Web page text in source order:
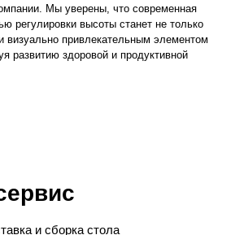
Мы уверены, что современная
регулировки высоты станет не только
привлекательным элементом
развитию здоровой и продуктивной
и сборка стола